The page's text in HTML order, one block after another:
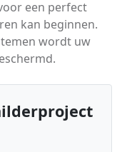
een perfect
kan beginnen.
wordt uw